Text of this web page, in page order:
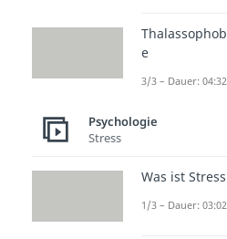
erfassen.
Nicht
Du hast
gefunden,
Nähe nicht
sein
.
e
3/3 – Dauer: 04:32
Psychologie
Stress
Was ist
1/3 – Dauer: 03:02